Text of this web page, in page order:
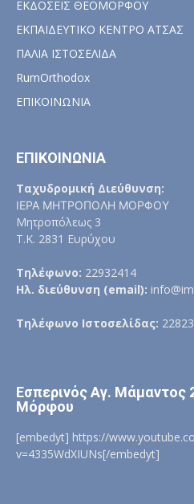
ΕΚΔΟΣΕΙΣ ΘΕΟΜΟΡΦΟΥ
ΕΚΠΑΙΔΕΥΤΙΚΟ ΚΕΝΤΡΟ ΑΤΣΑΣ
ΠΑΛΙΑ ΙΣΤΟΣΕΛΙΔΑ
RumOrthodox
ΕΠΙΚΟΙΝΩΝΙΑ
ΕΠΙΚΟΙΝΩΝΙΑ
Ταχυδρομική Διεύθυνση:
ΙΕΡΑ ΜΗΤΡΟΠΟΛΗ ΜΟΡΦΟΥ
Μητροπόλεως 3
Τ.Κ. 2831 Ευρύχου
Τηλέφωνο: 22932414
Ηλ. διεύθυνση (email):
Τηλέφωνο Ιστοσελίδας:
Εσπερινός Αγ. Μάμαντος
Μόρφου
[embedyt] https://
v=4335WdXIUNs[/embedyt]